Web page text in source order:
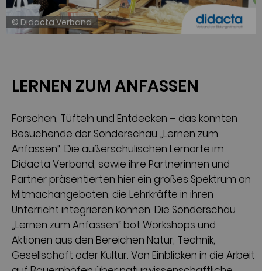
© Didacta Verband
LERNEN ZUM ANFASSEN
Forschen, Tüfteln und Entdecken – das konnten
Besuchende der Sonderschau „Lernen zum
Anfassen“. Die außerschulischen Lernorte im
Didacta Verband, sowie ihre Partnerinnen und
Partner präsentierten hier ein großes Spektrum an
Mitmachangeboten, die Lehrkräfte in ihren
Unterricht integrieren können. Die Sonderschau
„Lernen zum Anfassen“ bot Workshops und
Aktionen aus den Bereichen Natur, Technik,
Gesellschaft oder Kultur. Von Einblicken in die Arbeit